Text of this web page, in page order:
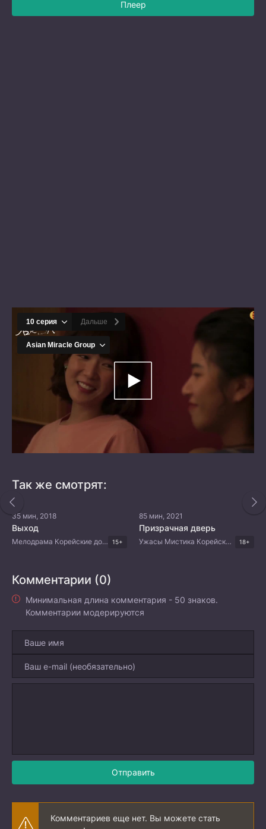
Плеер
Так же смотрят:
35 мин, 2018
Выход
Мелодрама Корейские дорамы 15+
85 мин, 2021
Призрачная дверь
Ужасы Мистика Корейские дорамы 18+
Комментарии (0)
Минимальная длина комментария - 50 знаков.
Комментарии модерируются
Отправить
Комментариев еще нет. Вы можете стать